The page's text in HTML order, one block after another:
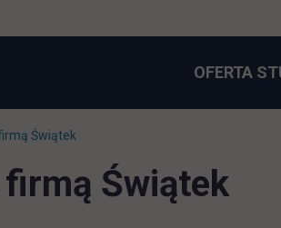
nawigacje
OFERTA
Świątek
Świątek